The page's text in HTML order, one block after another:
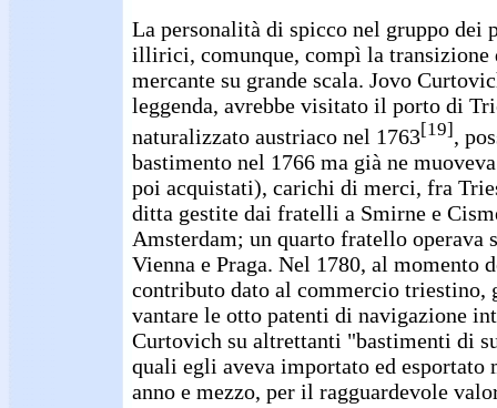
La personalità di spicco nel gruppo
illirici, comunque, compì la transizione
mercante su grande scala. Jovo
leggenda, avrebbe visitato il porto di
naturalizzato austriaco nel 1763[19] ,
bastimento nel 1766 ma già ne
poi acquistati), carichi di merci, fra
ditta gestite dai fratelli a Smirne e
Amsterdam; un quarto fratello operava
Vienna e Praga. Nel 1780, al momento
contributo dato al commercio
vantare le otto patenti di navigazione
Curtovich su altrettanti "bastimenti di
quali egli aveva importato ed esportato
anno e mezzo, per il ragguardevole